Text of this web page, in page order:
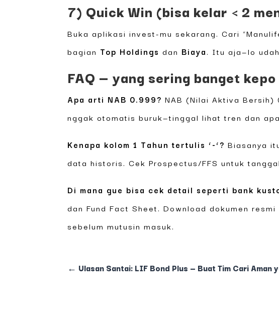
7) Quick Win (bisa kelar < 2
Buka aplikasi invest-mu sekarang. Cari
bagian Top Holdings dan Biaya. Itu aja—lo
FAQ — yang sering banget
Apa arti NAB 0.999? NAB (Nilai Aktiva Bersih)
nggak otomatis buruk—tinggal lihat tren dan
Kenapa kolom 1 Tahun tertulis ‘-‘? Biasanya
data historis. Cek Prospectus/FFS untuk
Di mana gue bisa cek detail seperti bank
dan Fund Fact Sheet. Download dokumen resmi
sebelum mutusin masuk.
← Ulasan Santai: LIF Bond Plus — Buat Tim Cari Aman